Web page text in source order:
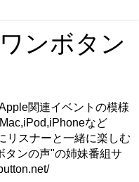
ンボタン
関連イベントの模様
など
リスナーと一緒に楽しむ
タンの声"の姉妹番組サ